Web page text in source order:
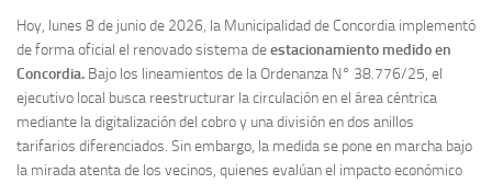
Hoy, lunes 8 de junio de 2026, la Municipalidad de Concordia implementó
de forma oficial el renovado sistema deestacionamiento medido en
Concordia. Bajo los lineamientos de la Ordenanza N° 38.776/25, el
ejecutivo local busca reestructurar la circulación en el área céntrica
mediante la digitalización del cobro y una división en dos anillos
tarifarios diferenciados. Sin embargo, la medida se pone en marcha bajo
la mirada atenta de los vecinos, quienes evalúan el impacto económico